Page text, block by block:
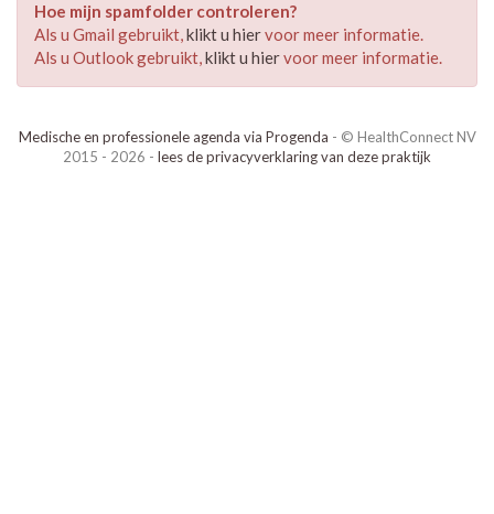
Hoe mijn spamfolder controleren?
Als u Gmail gebruikt,klikt u hiervoor meer informatie.
Als u Outlook gebruikt,klikt u hiervoor meer informatie.
Medische en professionele agenda via Progenda - © HealthConnect NV
2015 - 2026 - lees de privacyverklaring van deze praktijk